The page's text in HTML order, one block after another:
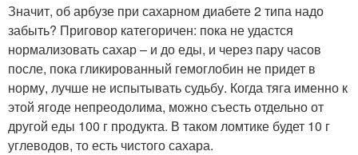
Значит, об арбузе при сахарном диабете 2 типа надо
забыть? Приговор категоричен: пока не удастся
нормализовать сахар – и до еды, и через пару часов
после, пока гликированный гемоглобин не придет в
норму, лучше не испытывать судьбу. Когда тяга именно к
этой ягоде непреодолима, можно съесть отдельно от
другой еды 100 г продукта. В таком ломтике будет 10 г
углеводов, то есть чистого сахара.